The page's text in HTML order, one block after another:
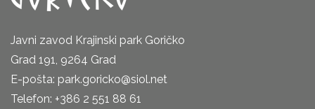
Javni zavod Krajinski park Goričko
Grad 191, 9264 Grad
E-pošta: park.goricko@siol.net
Telefon: +386 2 551 88 61